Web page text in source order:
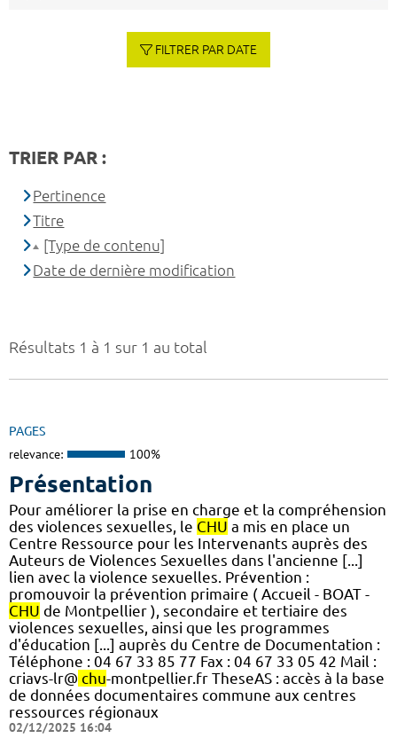
Résultats 1 à 1 sur 1 au total
PAGES
relevance: 100%
Présentation
Pour améliorer la prise en charge et la compréhension
des violences sexuelles, le CHU a mis en place un
Centre Ressource pour les Intervenants auprès des
Auteurs de Violences Sexuelles dans l'ancienne [...]
lien avec la violence sexuelles. Prévention :
promouvoir la prévention primaire ( Accueil - BOAT -
CHU de Montpellier ), secondaire et tertiaire des
violences sexuelles, ainsi que les programmes
d'éducation [...] auprès du Centre de Documentation :
Téléphone : 04 67 33 85 77 Fax : 04 67 33 05 42 Mail :
criavs-lr@ chu-montpellier.fr TheseAS : accès à la base
de données documentaires commune aux centres
ressources régionaux
02/12/2025 16:04
FILTRER PAR DATE
TRIER PAR :
Pertinence
Titre
[Type de contenu]
Date de dernière modification